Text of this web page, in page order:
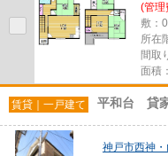
(管理
敷：
所在
間取
面積
賃貸｜一戸建て 平和台 貸
神戸市西神